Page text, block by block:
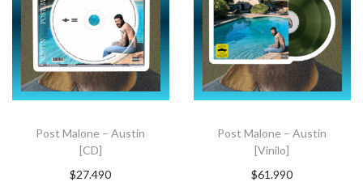
Post Malone – Austin
[CD]
$27.490
Post Malone – Austin
[Vinilo]
$61.990